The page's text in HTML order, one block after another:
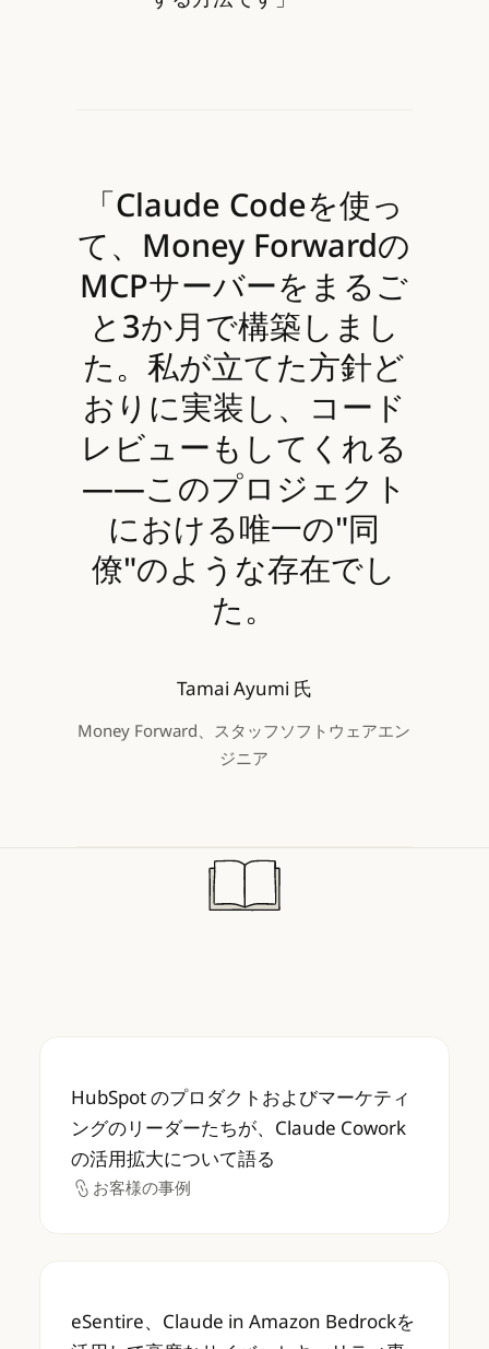
「Claude Codeを使っ
て、Money Forwardの
MCPサーバーをまるご
と3か月で構築しまし
た。私が立てた方針ど
おりに実装し、コード
レビューもしてくれる
——このプロジェクト
における唯一の"同
僚"のような存在でし
た。
Tamai Ayumi 氏
Money Forward、スタッフソフトウェアエン
ジニア
HubSpot のプロダクトおよびマーケティ
HubSpot のプロダクトおよびマーケティ
ングのリーダーたちが、Claude Cowork
の活用拡大について語る
お客様の事例
お客様の事例
eSentire、Claude in Amazon Bedrockを
eSentire、Claude in Amazon Bedrockを